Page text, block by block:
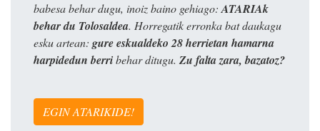
babesa behar dugu, inoiz baino gehiago: ATARIAk
behar du Tolosaldea. Horregatik erronka bat daukagu
esku artean: gure eskualdeko 28 herrietan hamarna
harpidedun berribehar ditugu. Zu falta zara, bazatoz?
EGIN ATARIKIDE!